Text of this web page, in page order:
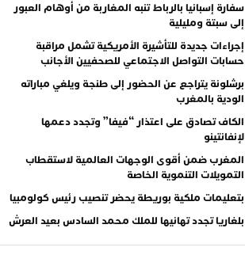
سفارة إسبانيا بالرباط تنبه المغاربة من أوهام العبور
إلى سبتة ومليلية
إجراءات جديدة للتأشيرة الأمريكية تشمل مراقبة
حسابات التواصل الاجتماعي للصحفيين الأجانب
برشلونة يتراجع عن الحضور إلى طنجة ويلغي مباراته
الودية بالمغرب
الكاف تصادق على اعتذار “فيفا” وتجدد دعمها
لإنفانتينو
المغرب ضمن أقوى الوجهات العالمية لاستقطاب
التمويلات التنموية الخاصة
بتعليمات ملكية بوريطة يحضر تنصيب رئيس كولومبيا
بلغاريا تجدد تهانيها للملك محمد السادس بعيد العرش